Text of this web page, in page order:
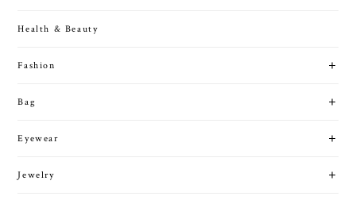
Health & Beauty
Fashion
Bag
Eyewear
Jewelry